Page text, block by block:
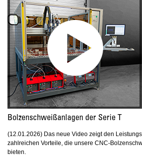
Bolzenschweißanlagen der Serie T
(12.01.2026) Das neue Video zeigt den
zahlreichen Vorteile, die unsere CNC-
bieten.